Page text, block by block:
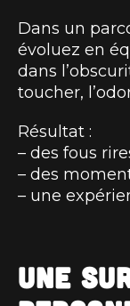
Dans un
évoluez en
dans
toucher,
Résultat :
– des fous
– des
– une
Une